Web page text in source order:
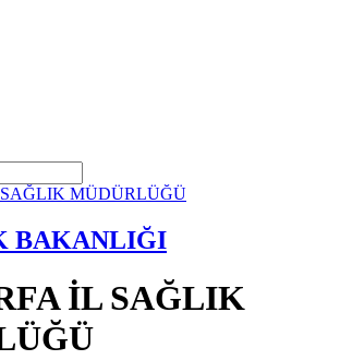
BAKANLIĞI
İL SAĞLIK